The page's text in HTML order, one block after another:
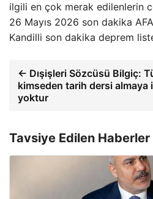
ilgili en çok merak edilenlerin
26 Mayıs 2026 son dakika
Kandilli son dakika deprem
← Dışişleri Sözcüsü Bilgiç:
kimseden tarih dersi almaya
yoktur
Tavsiye Edilen Haberler